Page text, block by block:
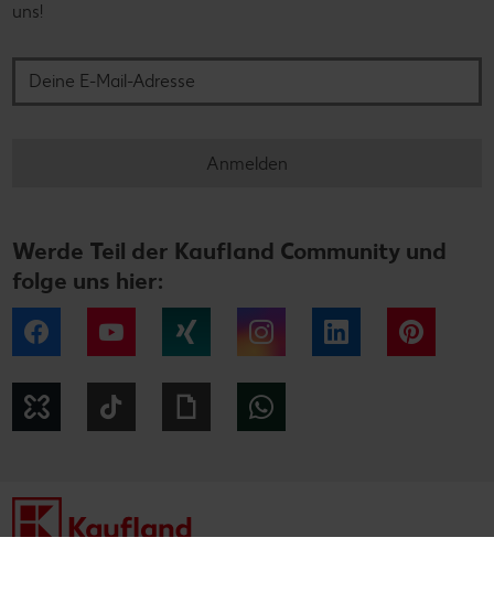
uns!
Anmelden
Werde Teil der Kaufland Community und
folge uns hier:
Facebook YouTube Instagram LinkedIn
Kununu Giphy